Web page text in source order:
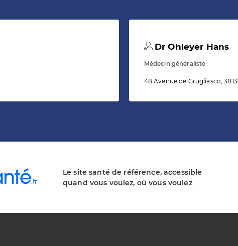
Dr Ohleyer Hans
Médecin généraliste
48 Avenue de Grugliasco,
Le site santé de référence, accessible
quand vous voulez, où vous voulez